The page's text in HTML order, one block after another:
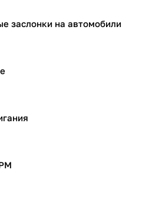
заслонки на автомобили